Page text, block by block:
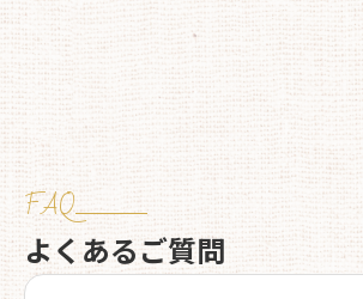
FAQ
よくあるご質問